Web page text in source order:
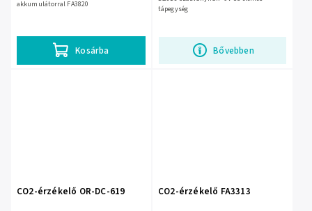
Kosárba
akkumulátorral FA3820
Bővebben
tápegység
CO2-érzékelő OR-DC-619 CO2-érzékelő FA3313